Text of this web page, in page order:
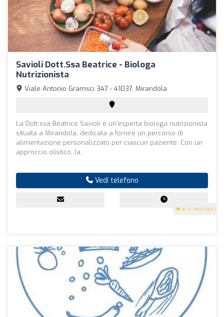
Savioli Dott.ssa Beatrice - Biologa
Nutrizionista
4 (3 recensioni)
Viale Antonio Gramsci 347 - 41037, Mirandola
La Dott.ssa Beatrice Savioli è un'esperta biologa nutrizionista
situata a Mirandola, dedicata a fornire un percorso di
alimentazione personalizzato per ciascun paziente. Con un
approccio olistico, la...
Vedi telefono